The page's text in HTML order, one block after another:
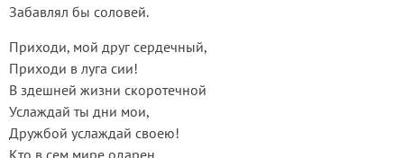
Забавлял бы соловей.
Приходи, мой друг сердечный,
Приходи в луга сии!
В здешней жизни скоротечной
Услаждай ты дни мои,
Дружбой услаждай своею!
Кто в сем мире одарен